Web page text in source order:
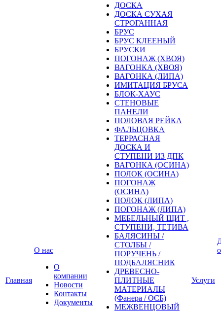
Главная
О нас
О
компании
Новости
Контакты
Документы
ДОСКА
ДОСКА СУХАЯ
СТРОГАННАЯ
БРУС
БРУС КЛЕЕНЫЙ
БРУСКИ
ПОГОНАЖ (ХВОЯ)
ВАГОНКА (ХВОЯ)
ВАГОНКА (ЛИПА)
ИМИТАЦИЯ БРУСА
БЛОК-ХАУС
СТЕНОВЫЕ
ПАНЕЛИ
ПОЛОВАЯ РЕЙКА
ФАЛЬЦОВКА
ТЕРРАСНАЯ
ДОСКА И
СТУПЕНИ ИЗ ДПК
ВАГОНКА (ОСИНА)
ПОЛОК (ОСИНА)
ПОГОНАЖ
(ОСИНА)
ПОЛОК (ЛИПА)
ПОГОНАЖ (ЛИПА)
МЕБЕЛЬНЫЙ ЩИТ ,
СТУПЕНИ, ТЕТИВА
БАЛЯСИНЫ /
СТОЛБЫ /
ПОРУЧЕНЬ /
ПОДБАЛЯСНИК
ДРЕВЕСНО-
ПЛИТНЫЕ
МАТЕРИАЛЫ
(Фанера / ОСБ)
МЕЖВЕНЦОВЫЙ
Услуги